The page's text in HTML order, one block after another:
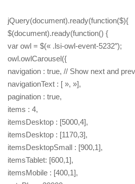
jQuery(document).ready(function($){
$(document).ready(function() {
var owl = $(« .lsi-owl-event-5232″);
owl.owlCarousel({
navigation : true, // Show next and
navigationText : [ », »],
pagination : true,
items : 4,
itemsDesktop : [5000,4],
itemsDesktop : [1170,3],
itemsDesktopSmall : [900,1],
itemsTablet: [600,1],
itemsMobile : [400,1],